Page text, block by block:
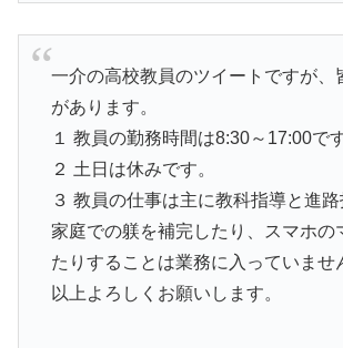
一介の高校教員のツイートですが、
があります。
１ 教員の勤務時間は8:30～17:00です
２ 土日は休みです。
３ 教員の仕事は主に教科指導と進
家庭での躾を補完したり、スマホの
たりすることは業務に入っていませ
以上よろしくお願いします。